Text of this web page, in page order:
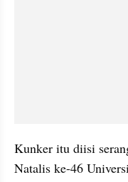
Kunker itu diisi
Natalis ke-46